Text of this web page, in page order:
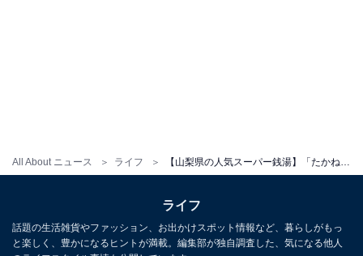
All About ニュース ライフ
宿泊：不可（日帰り温泉施設であり、営業時間が10:00〜
22:00、最終受付21:00となっているため宿泊はできませ
ライフ
話題の生活雑貨やファッション、お出かけスポット情報など、暮らしがもっ
と楽しく、豊かになるヒントが満載。編集部が独自調査した、気になる他人